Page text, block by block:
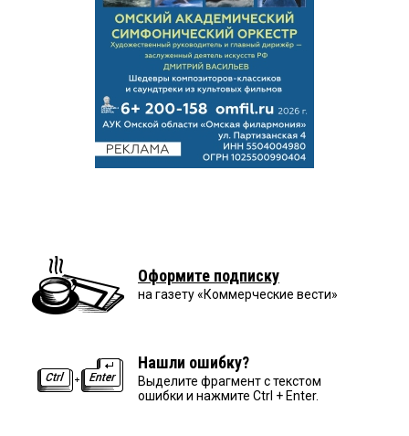
Оформите подписку
на газету «Коммерческие вести»
Нашли ошибку?
Выделите фрагмент с текстом
ошибки и нажмите Ctrl + Enter.